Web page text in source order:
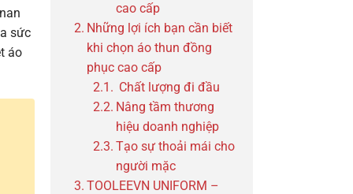
sức
áo
cao cấp
Những lợi ích bạn cần biết
khi chọn áo thun đồng
phục cao cấp
Chất lượng đi đầu
Nâng tầm thương
hiệu doanh nghiệp
Tạo sự thoải mái cho
người mặc
TOOLEEVN UNIFORM –